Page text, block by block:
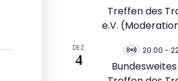
Treffen des
e.V.
DEZ.
4
Virtuell
Veranstaltung
20:00 -